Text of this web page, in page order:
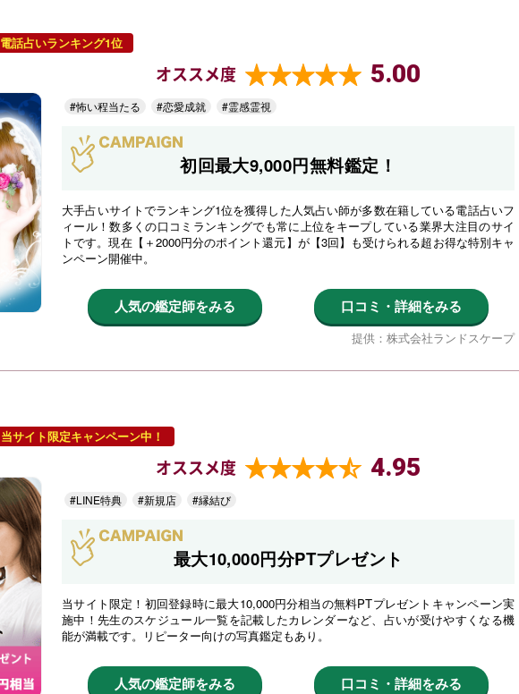
電話占いランキング1位
オススメ度 5.00
#怖い程当たる #恋愛成就 #霊感霊視
初回最大9,000円無料鑑定！
大手占いサイトでランキング1位を獲得した人気占い師が多数在籍している電話占いフ
ィール！数多くの口コミランキングでも常に上位をキープしている業界大注目のサイ
トです。現在【＋2000円分のポイント還元】が【3回】も受けられる超お得な特別キャ
ンペーン開催中。
人気の鑑定師をみる 口コミ・詳細をみる
提供：株式会社ランドスケープ
当サイト限定キャンペーン中！
オススメ度 4.95
#LINE特典 #新規店 #縁結び
最大10,000円分PTプレゼント
当サイト限定！初回登録時に最大10,000円分相当の無料PTプレゼントキャンペーン実
施中！先生のスケジュール一覧を記載したカレンダーなど、占いが受けやすくなる機
能が満載です。リピーター向けの写真鑑定もあり。
人気の鑑定師をみる 口コミ・詳細をみる